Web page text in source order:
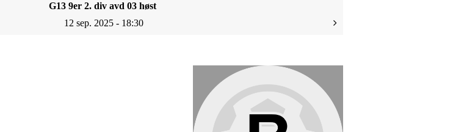
G13 9er 2. div avd 03 høst
12 sep. 2025 - 18:30